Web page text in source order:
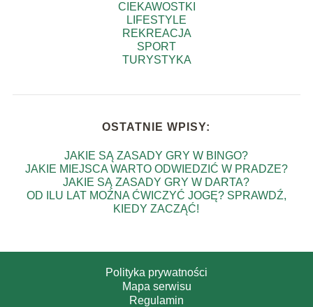
CIEKAWOSTKI
LIFESTYLE
REKREACJA
SPORT
TURYSTYKA
OSTATNIE WPISY:
JAKIE SĄ ZASADY GRY W BINGO?
JAKIE MIEJSCA WARTO ODWIEDZIĆ W PRADZE?
JAKIE SĄ ZASADY GRY W DARTA?
OD ILU LAT MOŻNA ĆWICZYĆ JOGĘ? SPRAWDŹ,
KIEDY ZACZĄĆ!
Polityka prywatności
Mapa serwisu
Regulamin